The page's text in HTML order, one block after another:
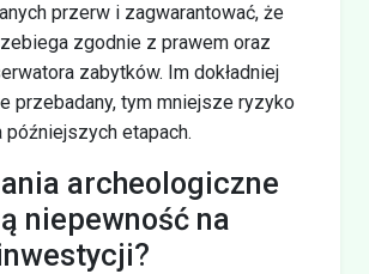
przerw i zagwarantować, że
zgodnie z prawem oraz
zabytków. Im dokładniej
przebadany, tym mniejsze ryzyko
późniejszych etapach.
archeologiczne
niepewność na